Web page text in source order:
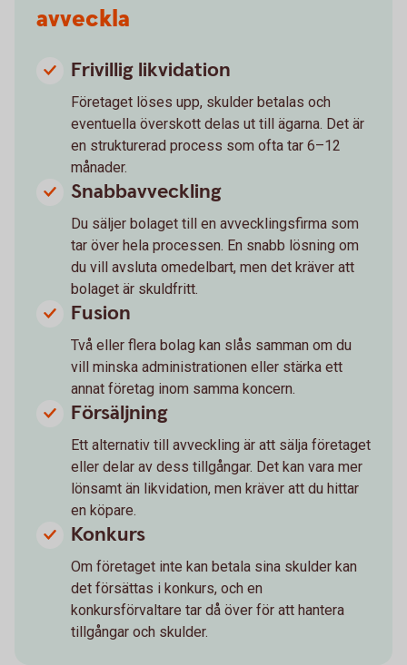
avveckla
Frivillig likvidation
Företaget löses upp, skulder betalas och
eventuella överskott delas ut till ägarna. Det är
en strukturerad process som ofta tar 6–12
månader.
Snabbavveckling
Du säljer bolaget till en avvecklingsfirma som
tar över hela processen. En snabb lösning om
du vill avsluta omedelbart, men det kräver att
bolaget är skuldfritt.
Fusion
Två eller flera bolag kan slås samman om du
vill minska administrationen eller stärka ett
annat företag inom samma koncern.
Försäljning
Ett alternativ till avveckling är att sälja företaget
eller delar av dess tillgångar. Det kan vara mer
lönsamt än likvidation, men kräver att du hittar
en köpare.
Konkurs
Om företaget inte kan betala sina skulder kan
det försättas i konkurs, och en
konkursförvaltare tar då över för att hantera
tillgångar och skulder.